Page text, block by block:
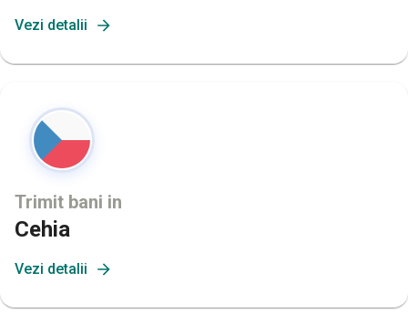
Vezi detalii
Trimit bani in
Cehia
Vezi detalii